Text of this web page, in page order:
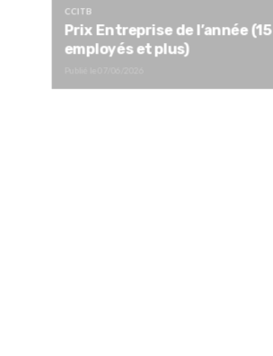
CCITB
Prix Entreprise de l’année (15
employés et plus)